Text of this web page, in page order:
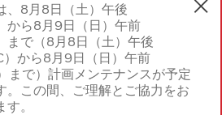
、8月8日（土）午後
から8月9日（日）午前
まで（8月8日（土）午後
から8月9日（日）午前
まで）計画メンテナンスが予定
。この間、ご理解とご協力をお
。